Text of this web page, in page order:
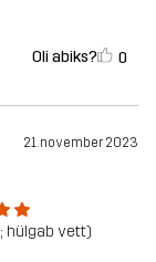
Oli abiks? 0
21. november 2023
hülgab vett)